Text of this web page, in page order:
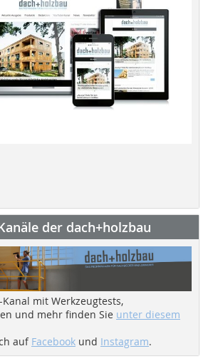
der dach+holzbau
Kanal mit Werkzeugtests,
und mehr finden Sie unter diesem
auf Facebook und Instagram.